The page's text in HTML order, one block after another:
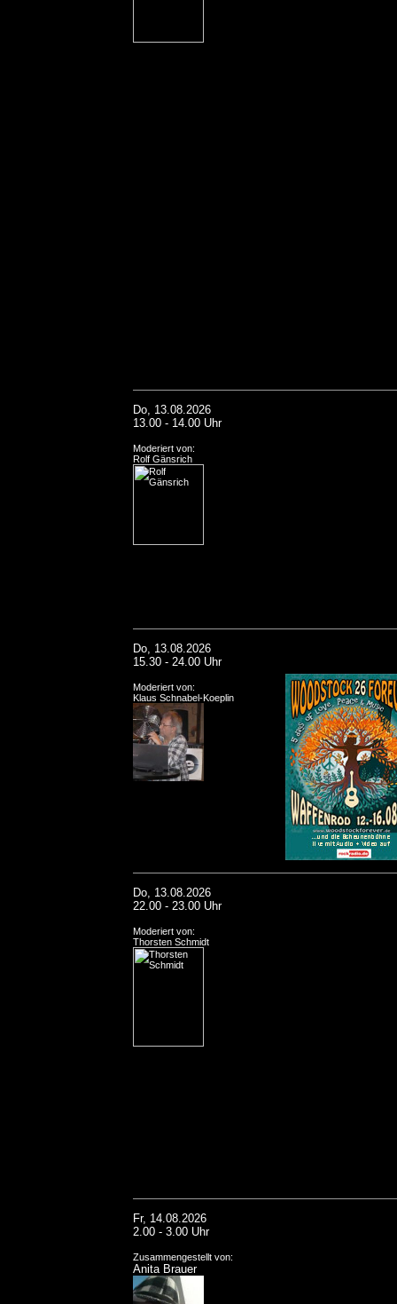
Do, 13.08.2026
13.00 - 14.00 Uhr
Moderiert von:
Rolf Gänsrich
Do, 13.08.2026
15.30 - 24.00 Uhr
Moderiert von:
Klaus Schnabel-Koeplin
Do, 13.08.2026
22.00 - 23.00 Uhr
Moderiert von:
Thorsten Schmidt
Fr, 14.08.2026
2.00 - 3.00 Uhr
Zusammengestellt von:
Anita Brauer